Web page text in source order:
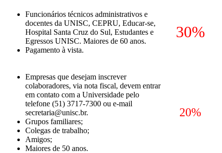
Funcionários técnicos administrativos e
docentes da UNISC, CEPRU, Educar-se,
Hospital Santa Cruz do Sul, Estudantes e
Egressos UNISC. Maiores de 60 anos.
Pagamento à vista.
30%
Empresas que desejam inscrever
colaboradores, via nota fiscal, devem entrar
em contato com a Universidade pelo
telefone (51) 3717-7300 ou e-mail
secretaria@unisc.br.
Grupos familiares;
Colegas de trabalho;
Amigos;
Maiores de 50 anos.
20%